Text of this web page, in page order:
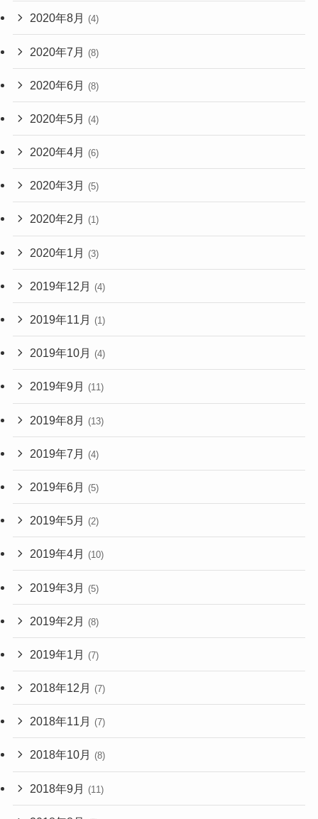
2020年8月 (4)
2020年7月 (8)
2020年6月 (8)
2020年5月 (4)
2020年4月 (6)
2020年3月 (5)
2020年2月 (1)
2020年1月 (3)
2019年12月 (4)
2019年11月 (1)
2019年10月 (4)
2019年9月 (11)
2019年8月 (13)
2019年7月 (4)
2019年6月 (5)
2019年5月 (2)
2019年4月 (10)
2019年3月 (5)
2019年2月 (8)
2019年1月 (7)
2018年12月 (7)
2018年11月 (7)
2018年10月 (8)
2018年9月 (11)